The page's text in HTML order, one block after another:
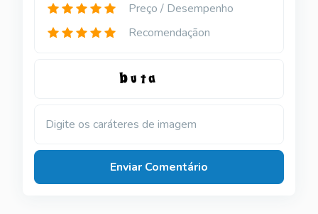
Preço / Desempenho
Recomendaçãon
Digite os caráteres de imagem
Enviar Comentário